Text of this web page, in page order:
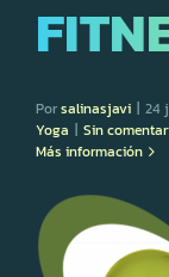
Porsalinasjavi 24
Yoga
Sin
Más información